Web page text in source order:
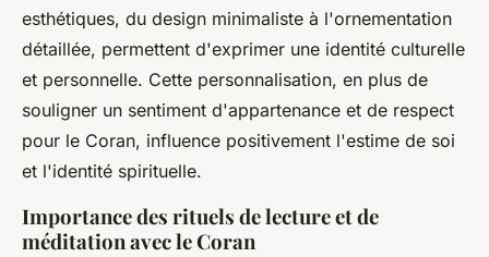
esthétiques, du design minimaliste à l'ornementation
détaillée, permettent d'exprimer une identité culturelle
et personnelle. Cette personnalisation, en plus de
souligner un sentiment d'appartenance et de respect
pour le Coran, influence positivement l'estime de soi
et l'identité spirituelle.
Importance des rituels de lecture et de
méditation avec le Coran